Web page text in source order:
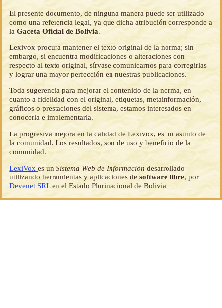
El presente documento, de ninguna manera puede ser utilizado
como una referencia legal, ya que dicha atribución corresponde a
laGaceta Oficial de Bolivia.
Lexivox procura mantener el texto original de la norma; sin
embargo, si encuentra modificaciones o alteraciones con
respecto al texto original, sírvase comunicarnos para corregirlas
y lograr una mayor perfección en nuestras publicaciones.
Toda sugerencia para mejorar el contenido de la norma, en
cuanto a fidelidad con el original, etiquetas, metainformación,
gráficos o prestaciones del sistema, estamos interesados en
conocerla e implementarla.
La progresiva mejora en la calidad de Lexivox, es un asunto de
la comunidad. Los resultados, son de uso y beneficio de la
comunidad.
LexiVoxes unSistema Web de Información desarrollado
utilizando herramientas y aplicaciones desoftware libre, por
Devenet SRLen el Estado Plurinacional de Bolivia.